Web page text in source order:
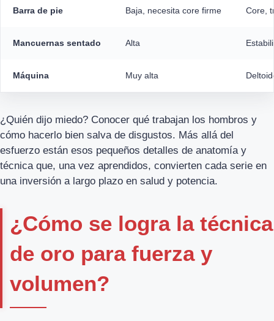
Barra de pie Baja, necesita core firme Core,
Mancuernas sentado Alta
Máquina Muy alta
¿Quién dijo miedo? Conocer qué trabajan los hombros y
cómo hacerlo bien salva de disgustos. Más allá del
esfuerzo están esos pequeños detalles de anatomía y
técnica que, una vez aprendidos, convierten cada serie en
una inversión a largo plazo en salud y potencia.
¿Cómo se logra la técnica
de oro para fuerza y
volumen?